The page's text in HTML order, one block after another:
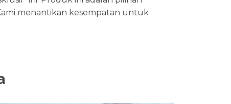
menantikan kesempatan untuk